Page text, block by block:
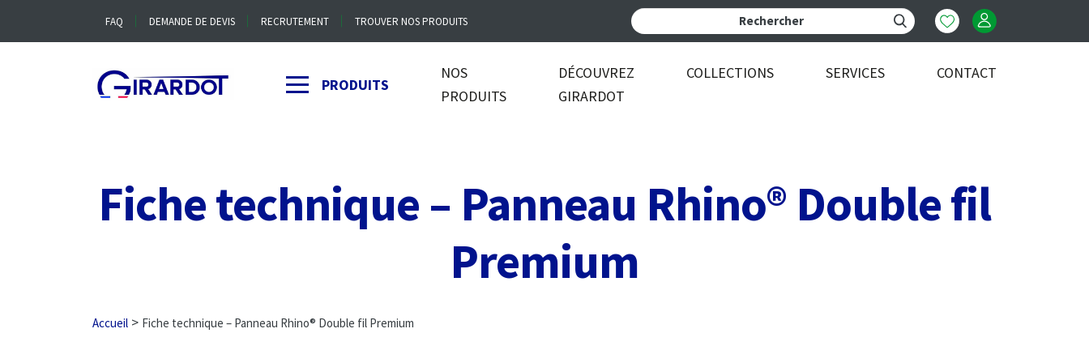
FAQ DEMANDE DE DEVIS RECRUTEMENT TROUVER NOS PRODUITS
PRODUITS
NOS
PRODUITS
DÉCOUVREZ
GIRARDOT
COLLECTIONS SERVICES CONTACT
Fiche technique – Panneau Rhino® Double fil
Premium
Accueil > Fiche technique – Panneau Rhino® Double fil Premium